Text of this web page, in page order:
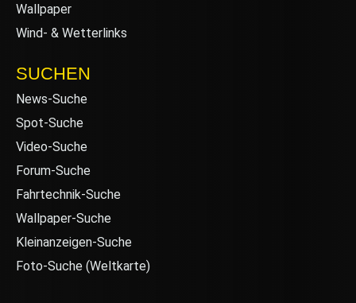
Wallpaper
Wind- & Wetterlinks
SUCHEN
News-Suche
Spot-Suche
Video-Suche
Forum-Suche
Fahrtechnik-Suche
Wallpaper-Suche
Kleinanzeigen-Suche
Foto-Suche (Weltkarte)